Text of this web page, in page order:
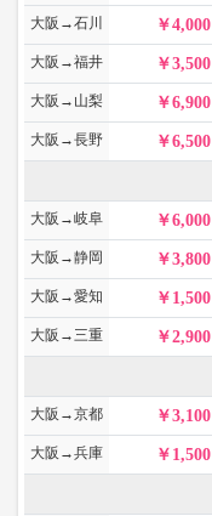
大阪→石川 4,000
大阪→福井 3,500
大阪→山梨 6,900
大阪→長野 6,500
大阪→岐阜 6,000
大阪→静岡 3,800
大阪→愛知 1,500
大阪→三重 2,900
大阪→京都 3,100
大阪→兵庫 1,500